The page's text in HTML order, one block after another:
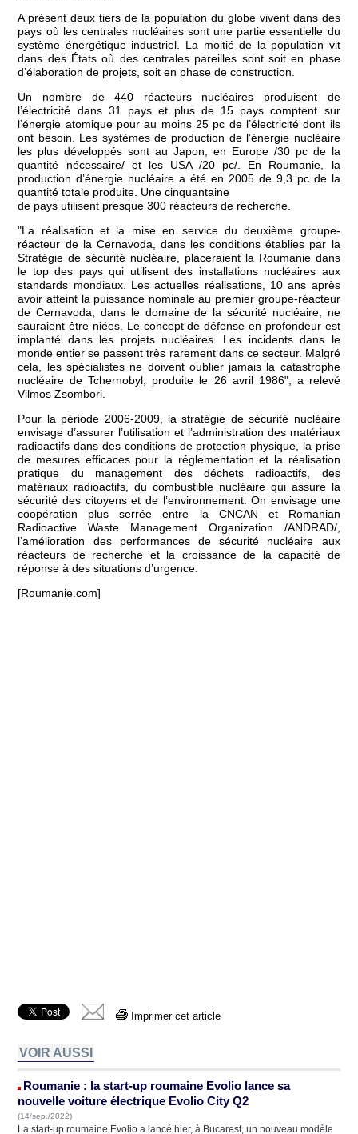
A présent deux tiers de la population du globe vivent dans des
pays où les centrales nucléaires sont une partie essentielle du
système énergétique industriel. La moitié de la population vit
dans des États où des centrales pareilles sont soit en phase
d’élaboration de projets, soit en phase de construction.
Un nombre de 440 réacteurs nucléaires produisent de
l’électricité dans 31 pays et plus de 15 pays comptent sur
l’énergie atomique pour au moins 25 pc de l’électricité dont ils
ont besoin. Les systèmes de production de l’énergie nucléaire
les plus développés sont au Japon, en Europe /30 pc de la
quantité nécessaire/ et les USA /20 pc/. En Roumanie, la
production d’énergie nucléaire a été en 2005 de 9,3 pc de la
quantité totale produite. Une cinquantaine
de pays utilisent presque 300 réacteurs de recherche.
"La réalisation et la mise en service du deuxième groupe-
réacteur de la Cernavoda, dans les conditions établies par la
Stratégie de sécurité nucléaire, placeraient la Roumanie dans
le top des pays qui utilisent des installations nucléaires aux
standards mondiaux. Les actuelles réalisations, 10 ans après
avoir atteint la puissance nominale au premier groupe-réacteur
de Cernavoda, dans le domaine de la sécurité nucléaire, ne
sauraient être niées. Le concept de défense en profondeur est
implanté dans les projets nucléaires. Les incidents dans le
monde entier se passent très rarement dans ce secteur. Malgré
cela, les spécialistes ne doivent oublier jamais la catastrophe
nucléaire de Tchernobyl, produite le 26 avril 1986", a relevé
Vilmos Zsombori.
Pour la période 2006-2009, la stratégie de sécurité nucléaire
envisage d’assurer l’utilisation et l’administration des matériaux
radioactifs dans des conditions de protection physique, la prise
de mesures efficaces pour la réglementation et la réalisation
pratique du management des déchets radioactifs, des
matériaux radioactifs, du combustible nucléaire qui assure la
sécurité des citoyens et de l’environnement. On envisage une
coopération plus serrée entre la CNCAN et Romanian
Radioactive Waste Management Organization /ANDRAD/,
l’amélioration des performances de sécurité nucléaire aux
réacteurs de recherche et la croissance de la capacité de
réponse à des situations d’urgence.
[Roumanie.com]
Imprimer cet article
VOIR AUSSI
Roumanie : la start-up roumaine Evolio lance sa
nouvelle voiture électrique Evolio City Q2
(14/sep./2022)
La start-up roumaine Evolio a lancé hier, à Bucarest, un nouveau modèle